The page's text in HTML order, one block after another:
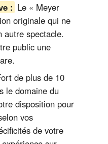
: Le « Meyer
originale qui ne
autre spectacle.
public une
de plus de 10
le domaine du
disposition pour
vos
de votre